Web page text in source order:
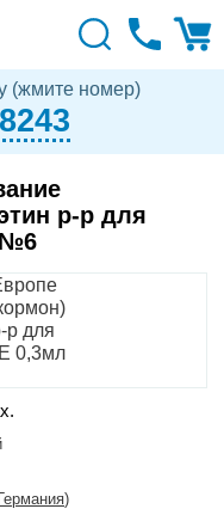
(жмите номер)
р-р для
№6
Германия)